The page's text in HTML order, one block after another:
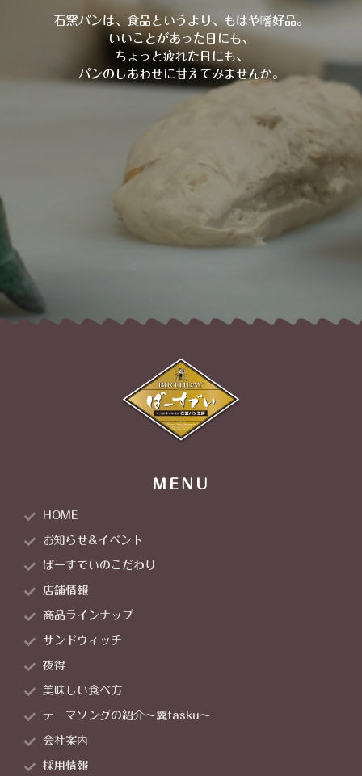
石窯パンは、食品というより、もはや嗜好品。
いいことがあった日にも、
ちょっと疲れた日にも、
パンのしあわせに甘えてみませんか。
MENU
HOME
お知らせ&イベント
ばーすでいのこだわり
店舗情報
商品ラインナップ
サンドウィッチ
夜得
美味しい食べ方
テーマソングの紹介～翼tasku～
会社案内
採用情報